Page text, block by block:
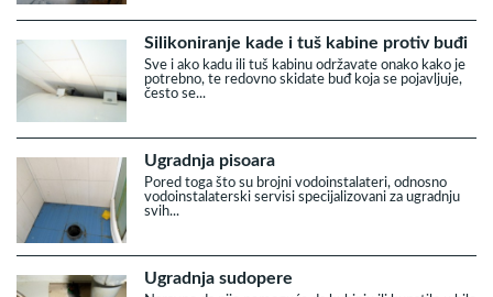
Silikoniranje kade i tuš kabine protiv buđi
Sve i ako kadu ili tuš kabinu održavate onako kako je
potrebno, te redovno skidate buđ koja se pojavljuje,
često se...
Ugradnja pisoara
Pored toga što su brojni vodoinstalateri, odnosno
vodoinstalaterski servisi specijalizovani za ugradnju
svih...
Ugradnja sudopere